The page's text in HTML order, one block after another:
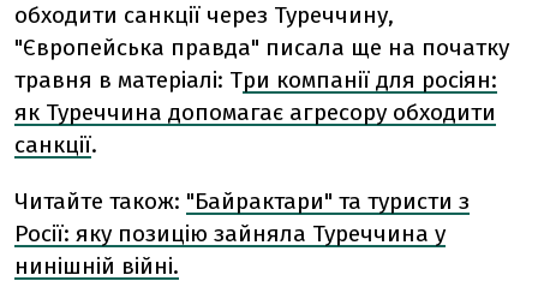
обходити санкції через Туреччину,
"Європейська правда" писала ще на початку
травня в матеріалі: Три компанії для росіян:
як Туреччина допомагає агресору обходити
санкції.
Читайте також: "Байрактари" та туристи з
Росії: яку позицію зайняла Туреччина у
нинішній війні.